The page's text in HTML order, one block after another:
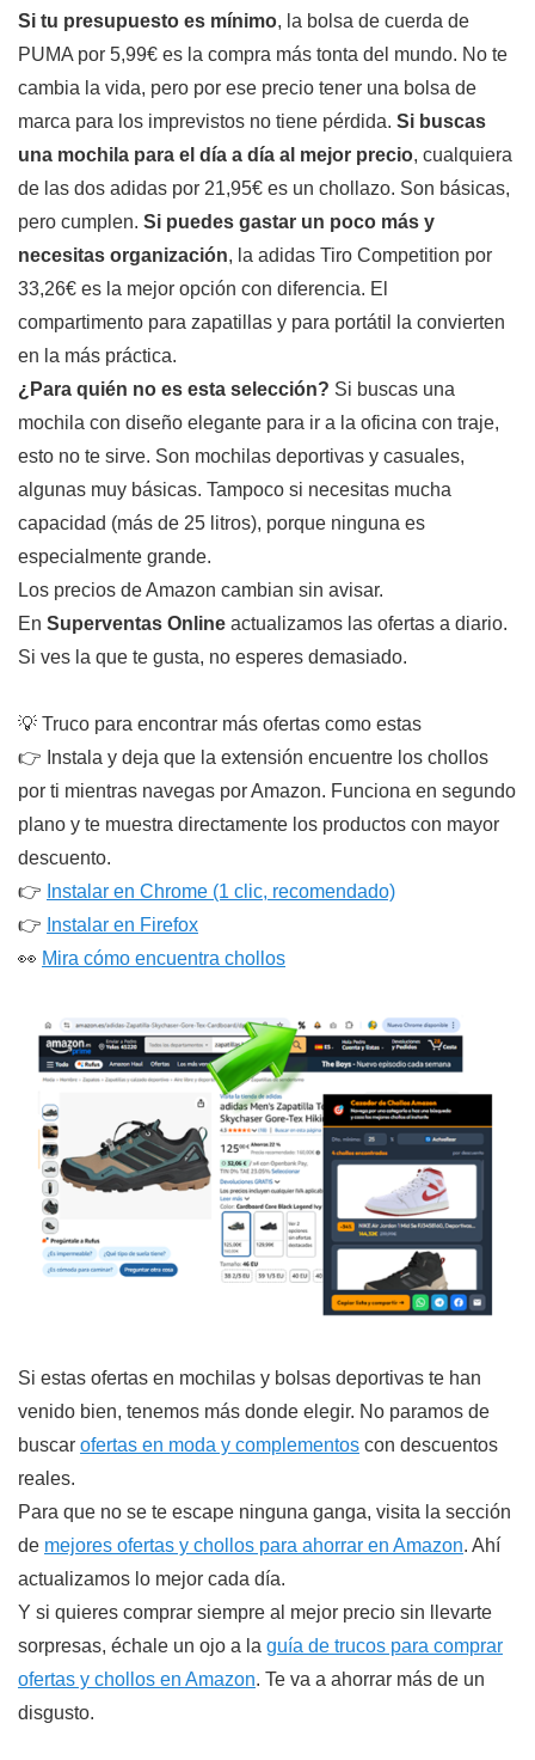
Si tu presupuesto es mínimo, la bolsa de cuerda de
PUMA por 5,99€ es la compra más tonta del mundo. No te
cambia la vida, pero por ese precio tener una bolsa de
marca para los imprevistos no tiene pérdida. Si buscas
una mochila para el día a día al mejor precio, cualquiera
de las dos adidas por 21,95€ es un chollazo. Son básicas,
pero cumplen. Si puedes gastar un poco más y
necesitas organización, la adidas Tiro Competition por
33,26€ es la mejor opción con diferencia. El
compartimento para zapatillas y para portátil la convierten
en la más práctica.
¿Para quién no es esta selección? Si buscas una
mochila con diseño elegante para ir a la oficina con traje,
esto no te sirve. Son mochilas deportivas y casuales,
algunas muy básicas. Tampoco si necesitas mucha
capacidad (más de 25 litros), porque ninguna es
especialmente grande.
Los precios de Amazon cambian sin avisar.
En Superventas Online actualizamos las ofertas a diario.
Si ves la que te gusta, no esperes demasiado.
💡 Truco para encontrar más ofertas como estas
👉 Instala y deja que la extensión encuentre los chollos
por ti mientras navegas por Amazon. Funciona en segundo
plano y te muestra directamente los productos con mayor
descuento.
👉 Instalar en Chrome (1 clic, recomendado)
👉 Instalar en Firefox
👀 Mira cómo encuentra chollos
Si estas ofertas en mochilas y bolsas deportivas te han
venido bien, tenemos más donde elegir. No paramos de
buscar ofertas en moda y complementos con descuentos
reales.
Para que no se te escape ninguna ganga, visita la sección
de mejores ofertas y chollos para ahorrar en Amazon. Ahí
actualizamos lo mejor cada día.
Y si quieres comprar siempre al mejor precio sin llevarte
sorpresas, échale un ojo a la guía de trucos para comprar
ofertas y chollos en Amazon. Te va a ahorrar más de un
disgusto.